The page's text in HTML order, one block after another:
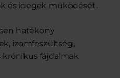
és idegek működését.
hatékony
izomfeszültség,
krónikus fájdalmak